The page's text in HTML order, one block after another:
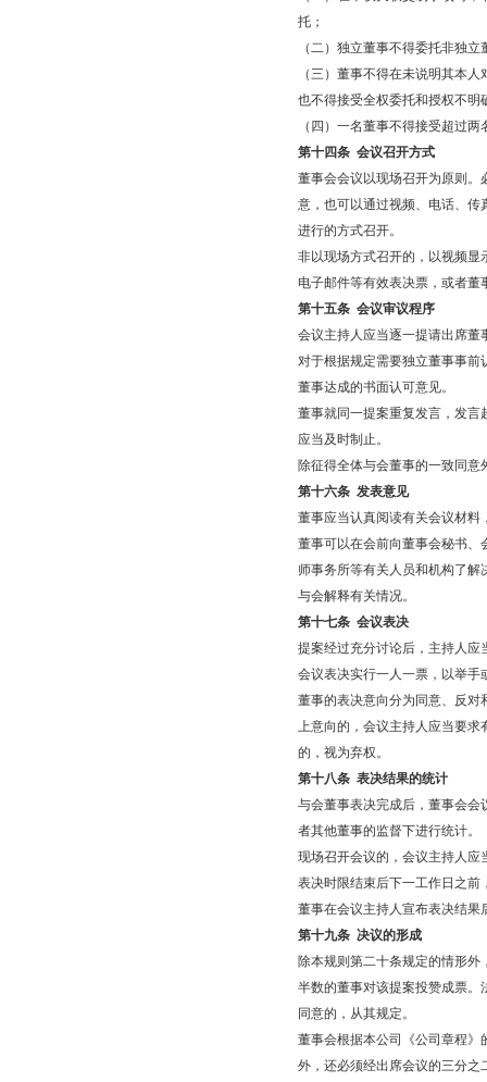
托；
（二）独立董事不得委托非独
（三）董事不得在未说明其本
也不得接受全权委托和授权不明
（四）一名董事不得接受超过
第十四条 会议召开方式
董事会会议以现场召开为原则。
意，也可以通过视频、电话、传
进行的方式召开。
非以现场方式召开的，以视频显
电子邮件等有效表决票，或者
第十五条 会议审议程序
会议主持人应当逐一提请出席董
对于根据规定需要独立董事事前
董事达成的书面认可意见。
董事就同一提案重复发言，发言
应当及时制止。
除征得全体与会董事的一致同意
第十六条 发表意见
董事应当认真阅读有关会议材料
董事可以在会前向董事会秘书、
师事务所等有关人员和机构了
与会解释有关情况。
第十七条 会议表决
提案经过充分讨论后，主持人应
会议表决实行一人一票，以举手
董事的表决意向分为同意、反对
上意向的，会议主持人应当要求
的，视为弃权。
第十八条 表决结果的统计
与会董事表决完成后，董事会会
者其他董事的监督下进行统计。
现场召开会议的，会议主持人应
表决时限结束后下一工作日之前
董事在会议主持人宣布表决结果
第十九条 决议的形成
除本规则第二十条规定的情形外
半数的董事对该提案投赞成票。
同意的，从其规定。
董事会根据本公司《公司章程》
外，还必须经出席会议的三分之